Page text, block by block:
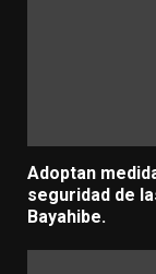
Adoptan
seguridad de
Bayahibe.